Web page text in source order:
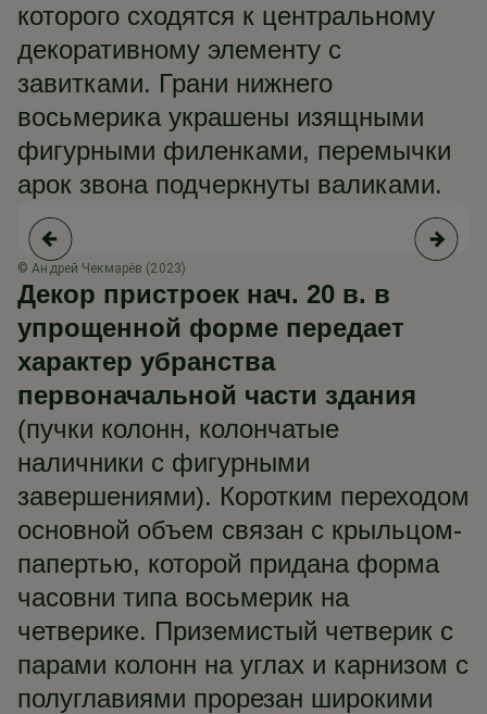
которого сходятся к центральному
декоративному элементу с
завитками. Грани нижнего
восьмерика украшены изящными
фигурными филенками, перемычки
арок звона подчеркнуты валиками.
© Андрей Чекмарёв (2023)
Декор пристроек нач. 20 в. в
упрощенной форме передает
характер убранства
первоначальной части здания
(пучки колонн, колончатые
наличники с фигурными
завершениями). Коротким переходом
основной объем связан с крыльцом-
папертью, которой придана форма
часовни типа восьмерик на
четверике. Приземистый четверик с
парами колонн на углах и карнизом с
полуглавиями прорезан широкими